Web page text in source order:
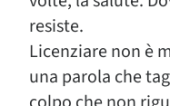
resiste.
Licenziare non è
una parola che